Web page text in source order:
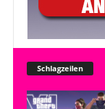
Schlagzeilen